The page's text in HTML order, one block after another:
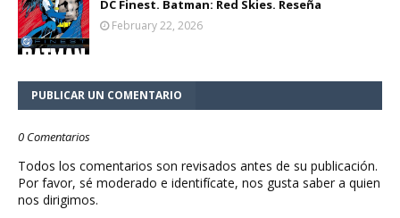
DC Finest. Batman: Red Skies. Reseña
February 22, 2026
PUBLICAR UN COMENTARIO
0 Comentarios
Todos los comentarios son revisados antes de su publicación.
Por favor, sé moderado e identifícate, nos gusta saber a quien
nos dirigimos.